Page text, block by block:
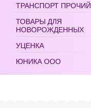
ТРАНСПОРТ ПРОЧИЙ
ТОВАРЫ ДЛЯ
НОВОРОЖДЕННЫХ
УЦЕНКА
ЮНИКА ООО